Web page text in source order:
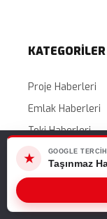
KATEGORİLER
Proje Haberleri
Emlak Haberleri
Toki Haberleri
Gündem
Ekonomi
Web sitemizde
kullanıyoruz. Bu
★
GOOGLE
Taşınmaz